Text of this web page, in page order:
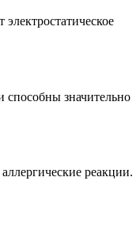
значительно
реакции.